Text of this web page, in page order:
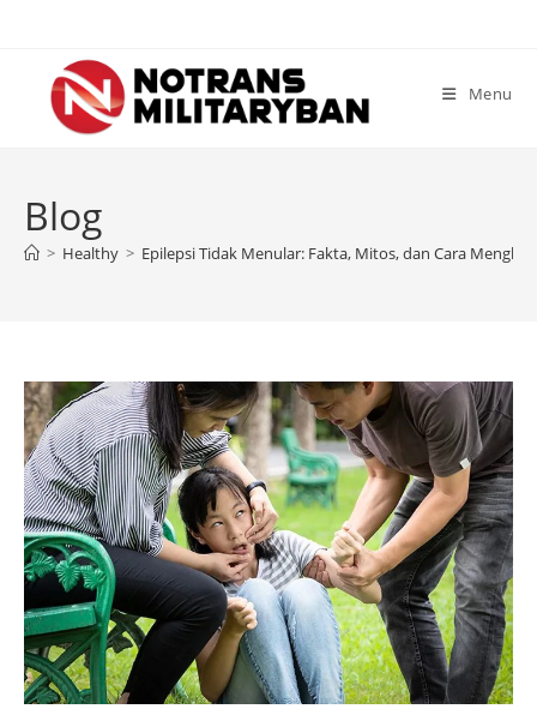
content
Menu
Blog
> Healthy > Epilepsi Tidak Menular: Fakta, Mitos, dan Cara